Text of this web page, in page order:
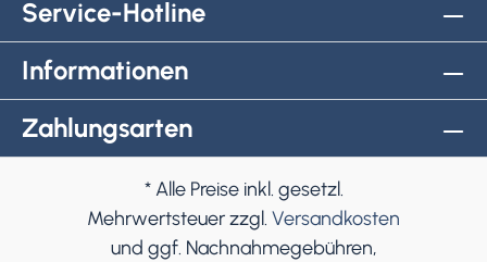
Service-Hotline
Informationen
Zahlungsarten
* Alle Preise inkl. gesetzl.
Mehrwertsteuer zzgl. Versandkosten
und ggf. Nachnahmegebühren,